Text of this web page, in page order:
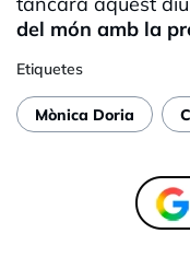
del món amb la
Etiquetes
Mònica Doria